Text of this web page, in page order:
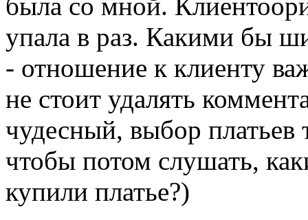
упала в раз. Какими бы
- отношение к клиенту
не стоит удалять
чудесный, выбор платьев
чтобы потом слушать,
купили платье?)